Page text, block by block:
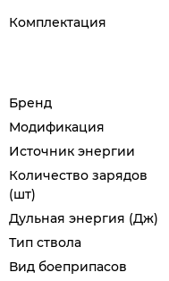
Комплектация
Бренд
Модификация
Источник энергии
Количество зарядов
(шт)
Дульная энергия (Дж)
Тип ствола
Вид боеприпасов